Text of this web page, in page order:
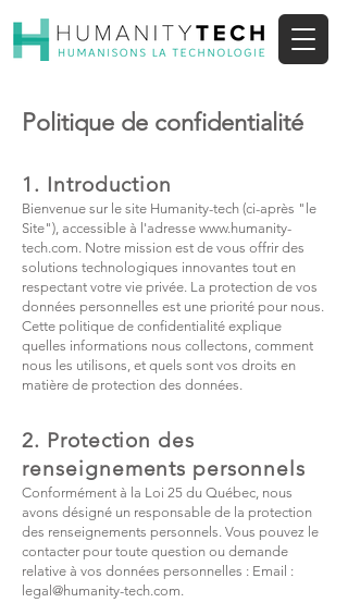
Politique de confidentialité
1. Introduction
Bienvenue sur le site Humanity-tech (ci-après "le
Site"), accessible à l'adresse www.humanity-
tech.com. Notre mission est de vous offrir des
solutions technologiques innovantes tout en
respectant votre vie privée. La protection de vos
données personnelles est une priorité pour nous.
Cette politique de confidentialité explique
quelles informations nous collectons, comment
nous les utilisons, et quels sont vos droits en
matière de protection des données.
2. Protection des
renseignements personnels
Conformément à la Loi 25 du Québec, nous
avons désigné un responsable de la protection
des renseignements personnels. Vous pouvez le
contacter pour toute question ou demande
relative à vos données personnelles : Email :
legal@humanity-tech.com.